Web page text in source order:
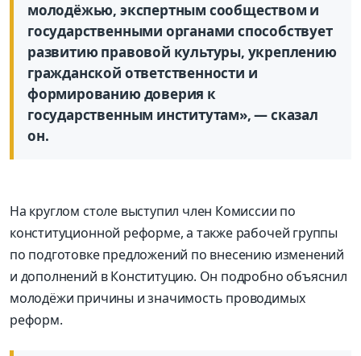
молодёжью, экспертным сообществом и
государственными органами способствует
развитию правовой культуры, укреплению
гражданской ответственности и
формированию доверия к
государственным институтам», — сказал
он.
На круглом столе выступил член Комиссии по
конституционной реформе, а также рабочей группы
по подготовке предложений по внесению изменений
и дополнений в Конституцию. Он подробно объяснил
молодёжи причины и значимость проводимых
реформ.